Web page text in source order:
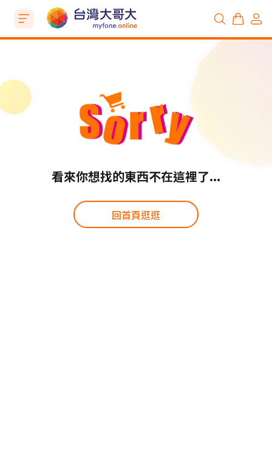
看來你想找的東西不在這裡了...
回首頁逛逛